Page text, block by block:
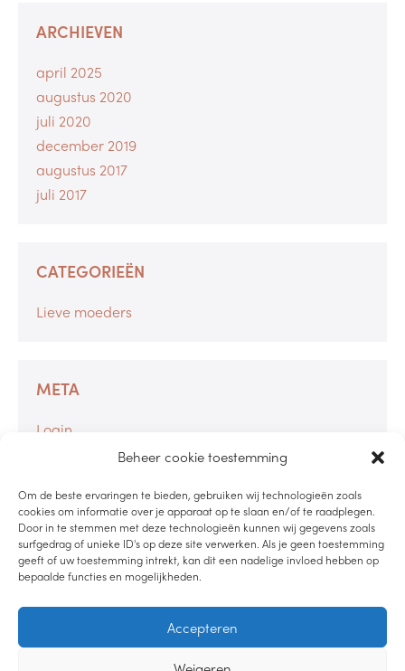
Beheer cookie toestemming
Om de beste ervaringen te bieden, gebruiken wij technologieën zoals
cookies om informatie over je apparaat op te slaan en/of te raadplegen.
Door in te stemmen met deze technologieën kunnen wij gegevens zoals
surfgedrag of unieke ID's op deze site verwerken. Als je geen toestemming
geeft of uw toestemming intrekt, kan dit een nadelige invloed hebben op
bepaalde functies en mogelijkheden.
Accepteren
ARCHIEVEN
april 2025
augustus 2020
juli 2020
december 2019
augustus 2017
juli 2017
CATEGORIEËN
Lieve moeders
META
Login
Berichten feed
WordPress.org
LEES DE BLOG